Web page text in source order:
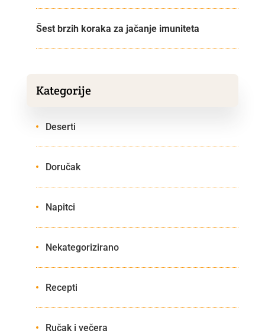
Šest brzih koraka za jačanje imuniteta
Kategorije
Deserti
Doručak
Napitci
Nekategorizirano
Recepti
Ručak i večera